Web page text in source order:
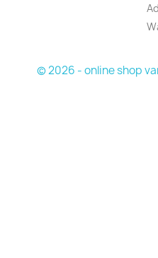
© 2026 - online shop